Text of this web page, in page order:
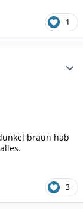
1
braun hab
3